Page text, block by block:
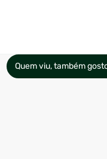
Quem viu, também